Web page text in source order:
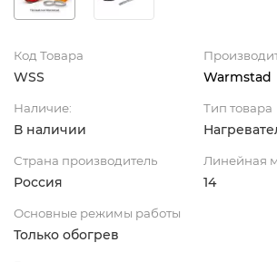
Код Товара
WSS Warmstad
Наличие:
В наличии
Тип товара
Страна производитель
Россия
Линейная
14
Основные режимы работы
Только обогрев